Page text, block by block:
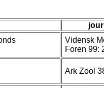
Vidensk
Foren 99:
Ark Zool